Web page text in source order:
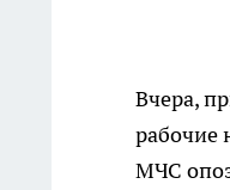
Вчера,
рабочие
МЧС